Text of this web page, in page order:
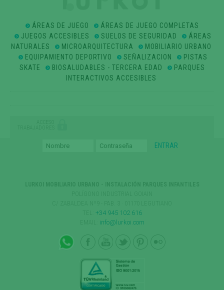
ÁREAS DE JUEGO
ÁREAS DE JUEGO COMPLETAS
JUEGOS ACCESIBLES
SUELOS DE SEGURIDAD
ÁREAS
NATURALES
MICROARQUITECTURA
MOBILIARIO URBANO
EQUIPAMIENTO DEPORTIVO
SEÑALIZACION
PISTAS
SKATE
BIOSALUDABLES - TERCERA EDAD
PARQUES
INTERACTIVOS ACCESIBLES
ACCESO
TRABAJADORES
+34 945 102 616
info@lurkoi.com